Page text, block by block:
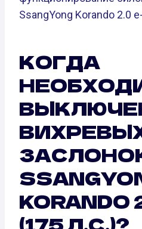
SsangYong Korando 2.0
КОГДА
KORANDO